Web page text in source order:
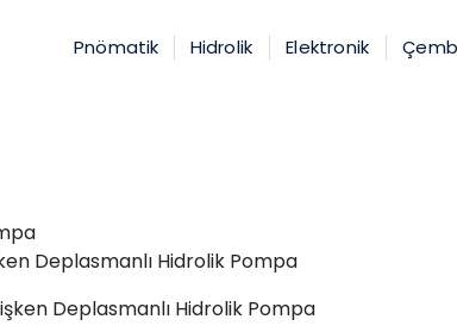
Pnömatik Hidrolik Elektronik
Deplasmanlı Hidrolik Pompa